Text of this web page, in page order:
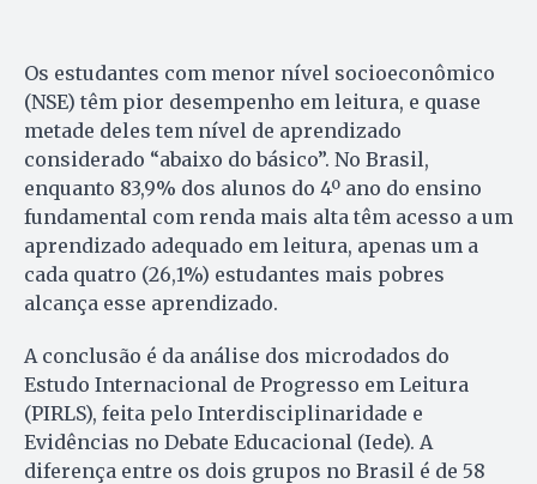
Os estudantes com menor nível socioeconômico
(NSE) têm pior desempenho em leitura, e quase
metade deles tem nível de aprendizado
considerado “abaixo do básico”. No Brasil,
enquanto 83,9% dos alunos do 4º ano do ensino
fundamental com renda mais alta têm acesso a um
aprendizado adequado em leitura, apenas um a
cada quatro (26,1%) estudantes mais pobres
alcança esse aprendizado.
A conclusão é da análise dos microdados do
Estudo Internacional de Progresso em Leitura
(PIRLS), feita pelo Interdisciplinaridade e
Evidências no Debate Educacional (Iede). A
diferença entre os dois grupos no Brasil é de 58